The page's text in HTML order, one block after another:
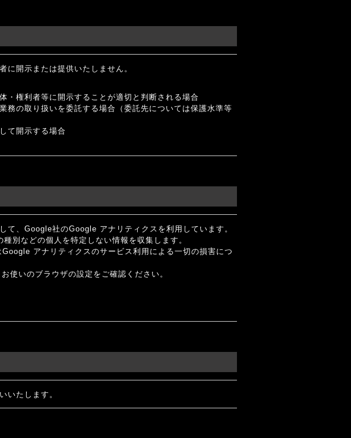
に開示または提供いたしません。
・権利者等に開示することが適切と判断される場合
務の取り扱いを委託する場合（委託先については保護水準等
て開示する場合
て、Google社のGoogle アナリティクスを利用しています。
別などの個人を特定しない情報を収集します。
アナリティクスのサービス利用による一切の損害につ
使いのブラウザの設定をご確認ください。
いたします。